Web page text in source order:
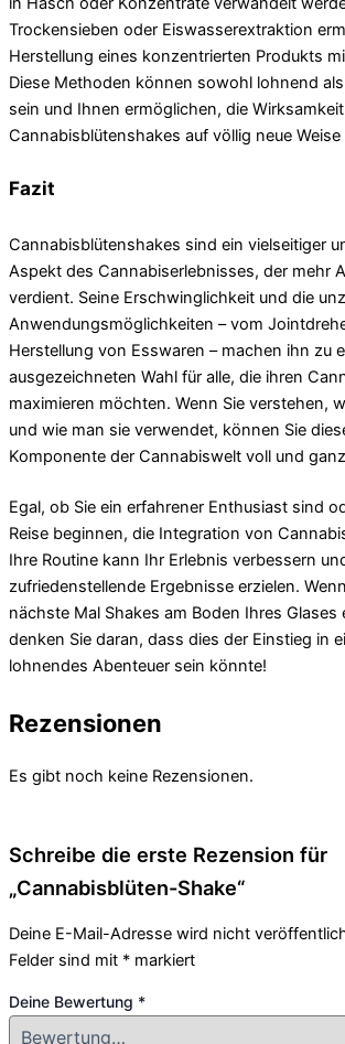
Trockensieben oder Eiswasserextraktion
Herstellung eines konzentrierten Produkts
Diese Methoden können sowohl lohnend
sein und Ihnen ermöglichen, die
Cannabisblütenshakes auf völlig neue
Fazit
Cannabisblütenshakes sind ein vielseitiger
Aspekt des Cannabiserlebnisses, der mehr
verdient. Seine Erschwinglichkeit und die
Anwendungsmöglichkeiten – vom
Herstellung von Esswaren – machen ihn zu
ausgezeichneten Wahl für alle, die ihren
maximieren möchten. Wenn Sie verstehen,
und wie man sie verwendet, können Sie
Komponente der Cannabiswelt voll und
Egal, ob Sie ein erfahrener Enthusiast sind
Reise beginnen, die Integration von
Ihre Routine kann Ihr Erlebnis verbessern
zufriedenstellende Ergebnisse erzielen.
nächste Mal Shakes am Boden Ihres Glases
denken Sie daran, dass dies der Einstieg in
lohnendes Abenteuer sein könnte!
Rezensionen
Es gibt noch keine Rezensionen.
Schreibe die erste Rezension für
„Cannabisblüten-Shake“
Deine E-Mail-Adresse wird nicht
Felder sind mit * markiert
Deine Bewertung *